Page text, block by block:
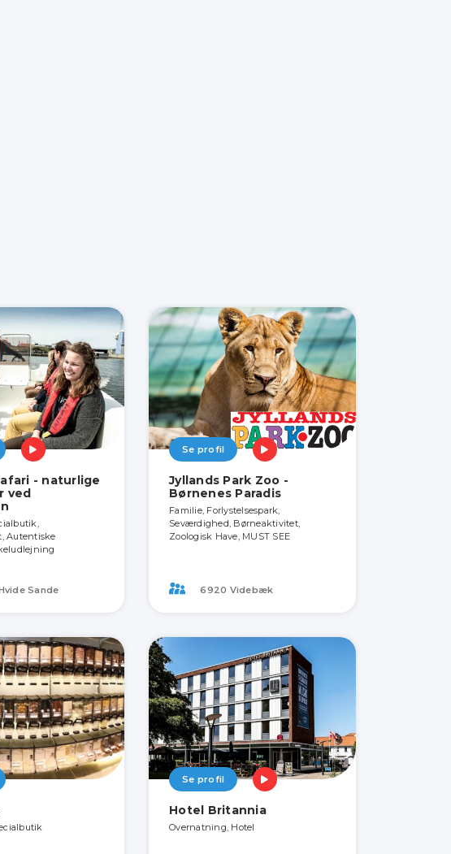
- naturlige
ved
Autentiske
Sande
Se profil
Jyllands Park Zoo -
Børnenes Paradis
Familie, Forlystelsespark,
Seværdighed, Børneaktivitet,
Zoologisk Have, MUST SEE
6920 Videbæk
Se profil
Hotel Britannia
Overnatning, Hotel